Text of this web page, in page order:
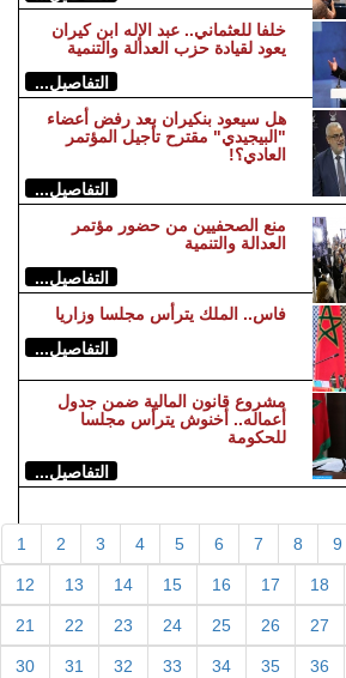
خلفا للعثماني.. عبد الإله ابن كيران
يعود لقيادة حزب العدالة والتنمية
التفاصيل...
هل سيعود بنكيران بعد رفض أعضاء
"البيجيدي" مقترح تأجيل المؤتمر
العادي؟!
التفاصيل...
منع الصحفيين من حضور مؤتمر
العدالة والتنمية
التفاصيل...
فاس.. الملك يترأس مجلسا وزاريا
التفاصيل...
مشروع قانون المالية ضمن جدول
أعماله.. أخنوش يترأس مجلسا
للحكومة
التفاصيل...
1 2 3 4 5 6 7 8 9
12 13 14 15 16 17 18
21 22 23 24 25 26 27
30 31 32 33 34 35 36